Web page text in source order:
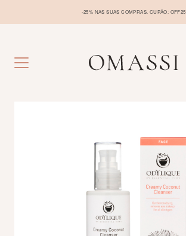
-25% NAS SUAS COMPRAS. CUPÃO: OFF25